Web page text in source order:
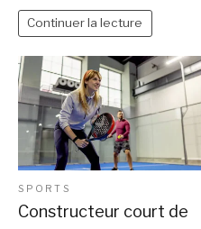
Continuer la lecture
SPORTS
Constructeur court de